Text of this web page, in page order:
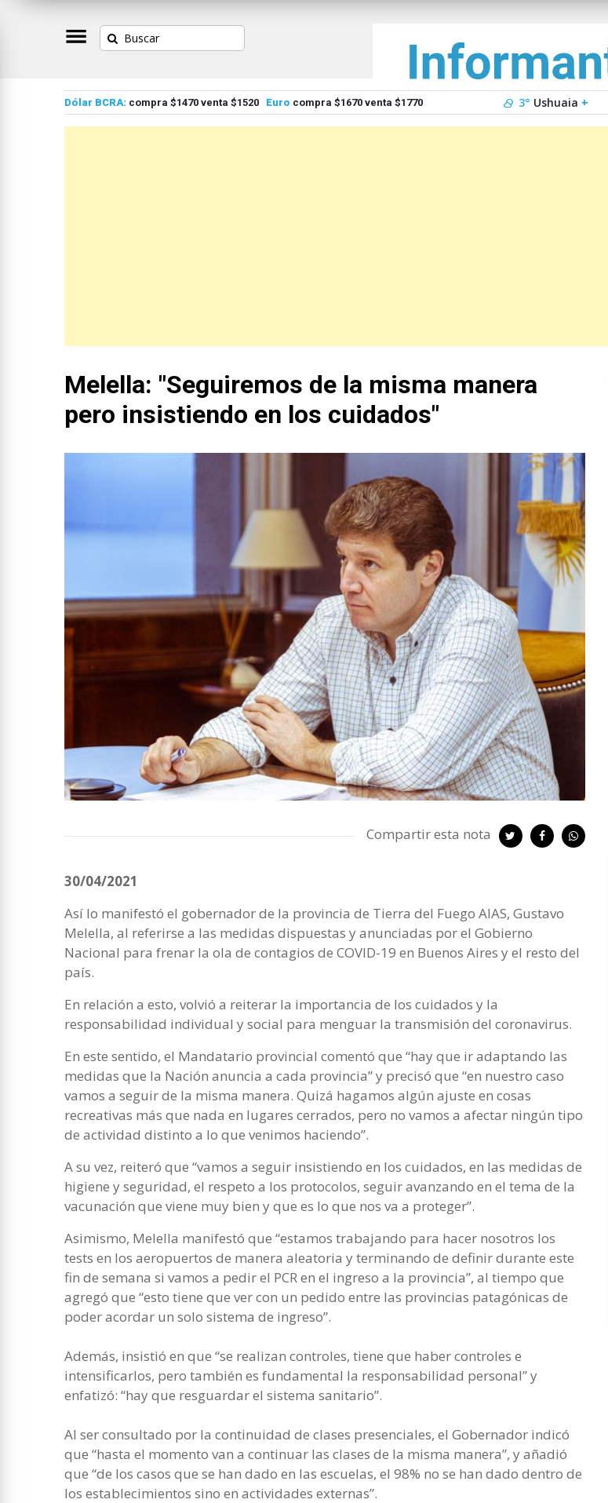
Dólar BCRA: compra $1470 venta $1520 Euro compra $1670 venta $1770 3° Ushuaia +
Melella: "Seguiremos de la misma manera
pero insistiendo en los cuidados"
Compartir esta nota
30/04/2021
Así lo manifestó el gobernador de la provincia de Tierra del Fuego AIAS, Gustavo
Melella, al referirse a las medidas dispuestas y anunciadas por el Gobierno
Nacional para frenar la ola de contagios de COVID-19 en Buenos Aires y el resto del
país.
En relación a esto, volvió a reiterar la importancia de los cuidados y la
responsabilidad individual y social para menguar la transmisión del coronavirus.
En este sentido, el Mandatario provincial comentó que “hay que ir adaptando las
medidas que la Nación anuncia a cada provincia” y precisó que “en nuestro caso
vamos a seguir de la misma manera. Quizá hagamos algún ajuste en cosas
recreativas más que nada en lugares cerrados, pero no vamos a afectar ningún tipo
de actividad distinto a lo que venimos haciendo”.
A su vez, reiteró que “vamos a seguir insistiendo en los cuidados, en las medidas de
higiene y seguridad, el respeto a los protocolos, seguir avanzando en el tema de la
vacunación que viene muy bien y que es lo que nos va a proteger”.
Asimismo, Melella manifestó que “estamos trabajando para hacer nosotros los
tests en los aeropuertos de manera aleatoria y terminando de definir durante este
fin de semana si vamos a pedir el PCR en el ingreso a la provincia”, al tiempo que
agregó que “esto tiene que ver con un pedido entre las provincias patagónicas de
poder acordar un solo sistema de ingreso”.
Además, insistió en que “se realizan controles, tiene que haber controles e
intensificarlos, pero también es fundamental la responsabilidad personal” y
enfatizó: “hay que resguardar el sistema sanitario”.
Al ser consultado por la continuidad de clases presenciales, el Gobernador indicó
que “hasta el momento van a continuar las clases de la misma manera”, y añadió
que “de los casos que se han dado en las escuelas, el 98% no se han dado dentro de
los establecimientos sino en actividades externas”.